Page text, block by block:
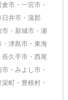
市・一宮市・
井市・蒲郡
・新城市・瀬
津島市・東海
久手市・西尾
・みよし市・
町・豊根村・